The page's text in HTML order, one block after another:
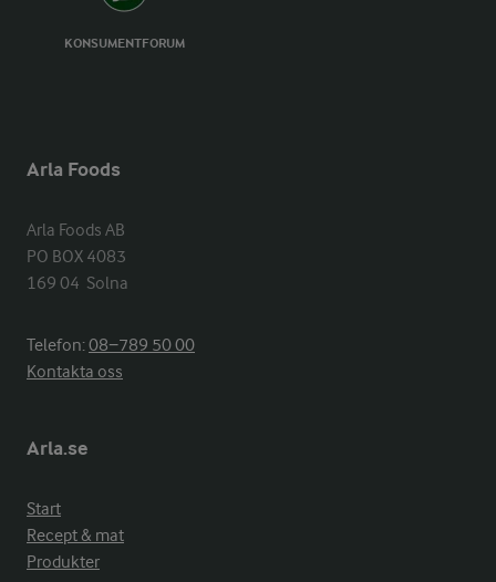
KONSUMENTFORUM
Arla Foods
Arla Foods AB
PO BOX 4083
169 04  Solna
Telefon:08−789 50 00
Kontakta oss
Arla.se
Start
Recept & mat
Produkter